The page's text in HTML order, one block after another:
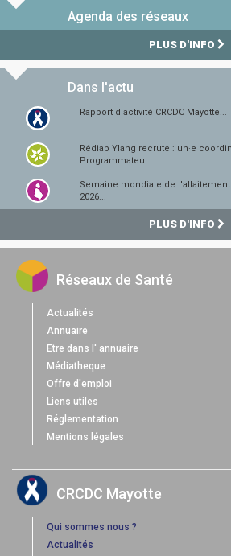
Agenda des réseaux
PLUS D'INFO
Dans l'actu
Rapport d'activité CRCDC Mayotte...
Rédiab Ylang recrute : un·e
Programmateu...
Semaine mondiale de
2026...
PLUS D'INFO
Réseaux de Santé
Actualités
Annuaire
Etre dans l' annuaire
Médiatheque
Offre d'emploi
Liens utiles
Réglementation
Mentions légales
CRCDC Mayotte
Qui sommes nous ?
Actualités